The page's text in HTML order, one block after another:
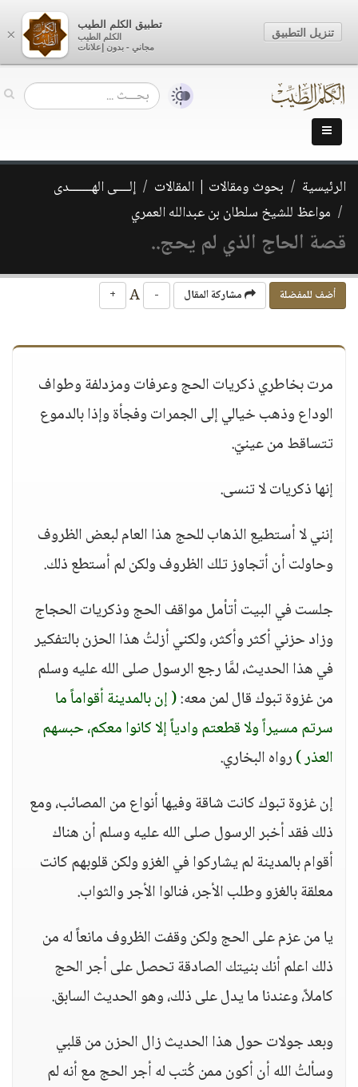
الرئيسية بحوث ومقالات | المقالات
إلــــى الهـــــــدى
مواعظ للشيخ سلطان بن عبدالله العمري
قصة الحاج الذي لم يحج..
أضف للمفضلة مشاركة المقال -
+
مرت بخاطري ذكريات الحج وعرفات ومزدلفة وطواف
الوداع وذهب خيالي إلى الجمرات وفجأة وإذا بالدموع
تتساقط من عينيّ.
إنها ذكريات لا تنسى.
إنني لا أستطيع الذهاب للحج هذا العام لبعض الظروف
وحاولت أن أتجاوز تلك الظروف ولكن لم أستطع ذلك.
جلست في البيت أتأمل مواقف الحج وذكريات الحجاج
وزاد حزني أكثر وأكثر، ولكني أزلتُ هذا الحزن بالتفكير
في هذا الحديث، لمَّا رجع الرسول صلى الله عليه وسلم
من غزوة تبوك قال لمن معه:( إن بالمدينة أقواماً ما
سرتم مسيراً ولا قطعتم وادياً إلا كانوا معكم، حبسهم
العذر )رواه البخاري.
إن غزوة تبوك كانت شاقة وفيها أنواع من المصائب، ومع
ذلك فقد أخبر الرسول صلى الله عليه وسلم أن هناك
أقوام بالمدينة لم يشاركوا في الغزو ولكن قلوبهم كانت
معلقة بالغزو وطلب الأجر، فنالوا الأجر والثواب.
يا من عزم على الحج ولكن وقفت الظروف مانعاً له من
ذلك اعلم أنك بنيتك الصادقة تحصل على أجر الحج
كاملاً، وعندنا ما يدل على ذلك، وهو الحديث السابق.
وبعد جولات حول هذا الحديث زال الحزن من قلبي
وسألتُ الله أن أكون ممن كُتب له أجر الحج مع أنه لم
×
تطبيق الكلم الطيب
الكلم الطيب
مجاني - بدون إعلانات
تنزيل التطبيق